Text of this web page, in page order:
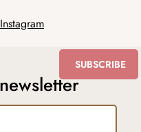
SUBSCRIBE